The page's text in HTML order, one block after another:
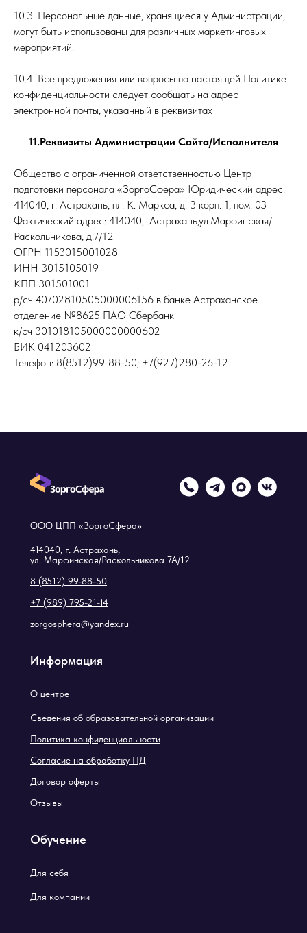
10.3. Персональные данные, хранящиеся у Администрации,
могут быть использованы для различных маркетинговых
мероприятий.
10.4. Все предложения или вопросы по настоящей Политике
конфиденциальности следует сообщать на адрес
электронной почты, указанный в реквизитах
11.Реквизиты Администрации Сайта/Исполнителя
Общество с ограниченной ответственностью Центр
подготовки персонала «ЗоргоСфера» Юридический адрес:
414040, г. Астрахань, пл. К. Маркса, д. 3 корп. 1, пом. 03
Фактический адрес: 414040,г.Астрахань,ул.Марфинская/
Раскольникова, д.7/12
ОГРН 1153015001028
ИНН 3015105019
КПП 301501001
р/сч 40702810505000006156 в банке Астраханское
отделение №8625 ПАО Сбербанк
к/сч 301018105000000000602
БИК 041203602
Телефон: 8(8512)99-88-50; +7(927)280-26-12
zorgosphera@yandex.ru
+7 (989) 795-21-14
8 (8512) 99-88-50
414040, г. Астрахань,
ул. Марфинская/Раскольникова 7А/12
ООО ЦПП «ЗоргоСфера»
Договор оферты
Отзывы
Согласие на обработку ПД
Политика конфиденциальности
Сведения об образовательной организации
О центре
Информация
Для компании
Для себя
Обучение